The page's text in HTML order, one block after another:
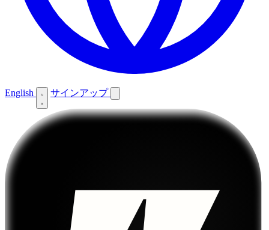
English サインアップ